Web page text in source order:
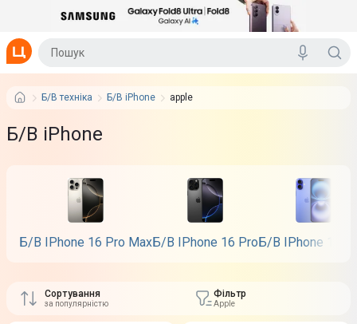
Б/В техніка Б/В iPhone apple
Б/В iPhone
Б/В IPhone 16 Pro MaxБ/В IPhone 16 ProБ/В IPhone 16
Сортування
за популярністю
Фільтр
Apple